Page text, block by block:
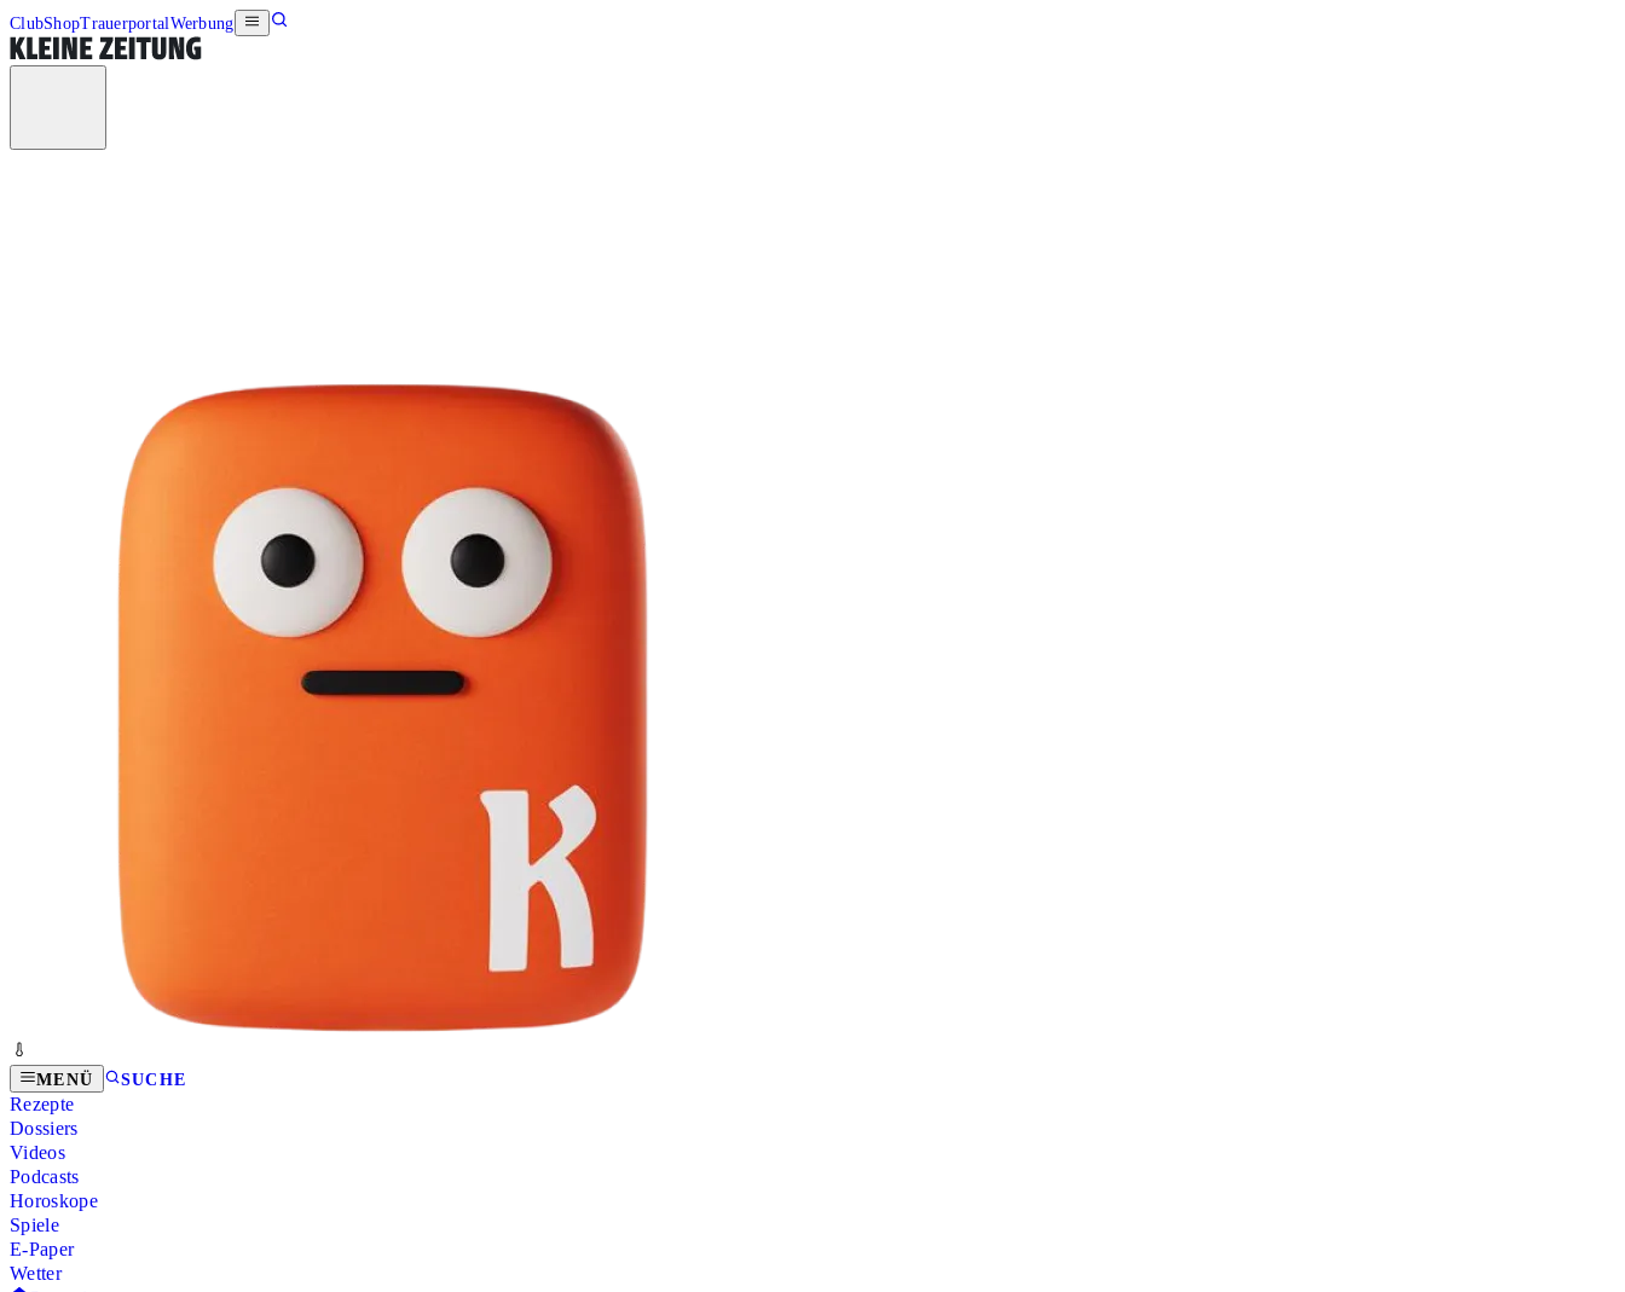
ClubShopTrauerportalWerbung
MENÜ SUCHE
Rezepte
Dossiers
Videos
Podcasts
Horoskope
Spiele
E-Paper
Wetter